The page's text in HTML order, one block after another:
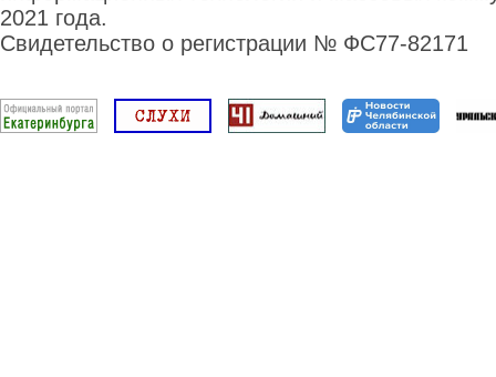
2021 года.
Свидетельство о регистрации № ФС77-82171